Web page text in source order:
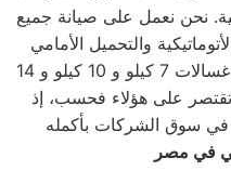
نحن نعمل على صيانة جميع
والتحميل الأمامي
والتحميل العلوي، بالإضافة إلى غسالات 7 كيلو و 10 كيلو و 14
تقتصر على هؤلاء فحسب، إذ
في مصر